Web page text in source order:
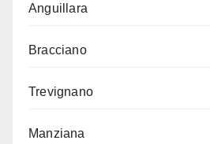
Anguillara
Bracciano
Trevignano
Manziana